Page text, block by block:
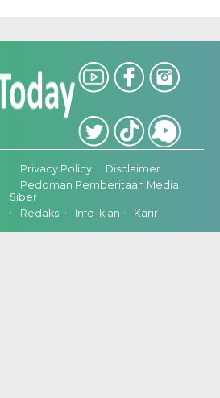
Privacy Policy
Disclaimer
Pedoman Pemberitaan Media
Siber
Redaksi
Info Iklan Karir